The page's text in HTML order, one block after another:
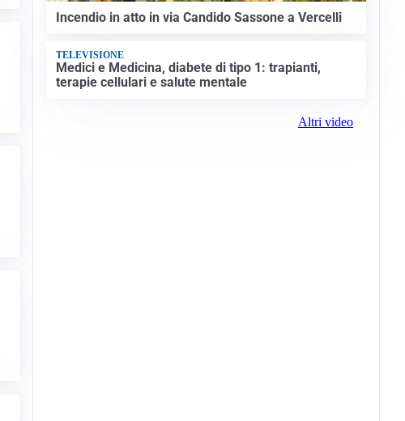
Incendio in atto in via Candido Sassone a Vercelli
TELEVISIONE
Medici e Medicina, diabete di tipo 1: trapianti,
terapie cellulari e salute mentale
Altri video